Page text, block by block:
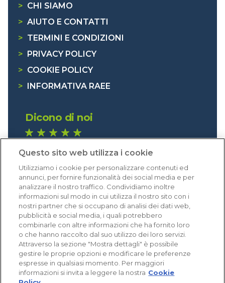
> CHI SIAMO
> AIUTO E CONTATTI
> TERMINI E CONDIZIONI
>
PRIVACY POLICY
> COOKIE POLICY
>
INFORMATIVA RAEE
Dicono di noi
Eccellente (4,8)
Acquisti verificati
Questo sito web utilizza i cookie
Utilizziamo i cookie per personalizzare contenuti ed
annunci, per fornire funzionalità dei social media e per
analizzare il nostro traffico. Condividiamo inoltre
informazioni sul modo in cui utilizza il nostro sito con i
nostri partner che si occupano di analisi dei dati web,
pubblicità e social media, i quali potrebbero
combinarle con altre informazioni che ha fornito loro
o che hanno raccolto dal suo utilizzo dei loro servizi.
Attraverso la sezione "Mostra dettagli" è possibile
gestire le proprie opzioni e modificare le preferenze
espresse in qualsiasi momento. Per maggiori
informazioni si invita a leggere la nostra Cookie